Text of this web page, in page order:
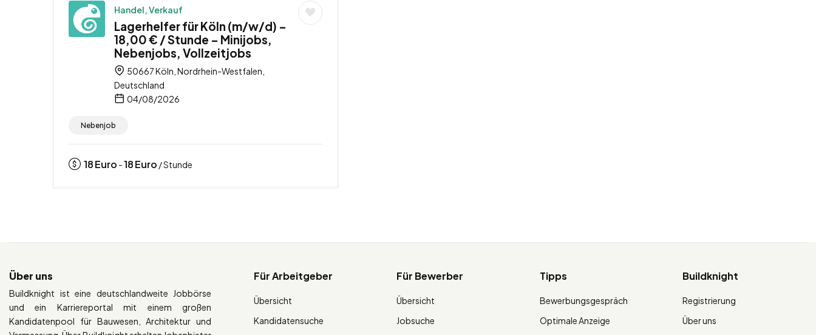
Handel, Verkauf
Lagerhelfer für Köln (m/w/d) –
18,00 € / Stunde – Minijobs,
Nebenjobs, Vollzeitjobs
50667 Köln, Nordrhein-Westfalen,
Deutschland
04/08/2026
Nebenjob
18Euro -18Euro / Stunde
Über uns
Buildknight ist eine deutschlandweite Jobbörse
und ein Karriereportal mit einem großen
Kandidatenpool für Bauwesen, Architektur und
Für Arbeitgeber
Übersicht
Kandidatensuche
Für Bewerber
Übersicht
Jobsuche
Tipps
Bewerbungsgespräch
Optimale Anzeige
Buildknight
Registrierung
Über uns